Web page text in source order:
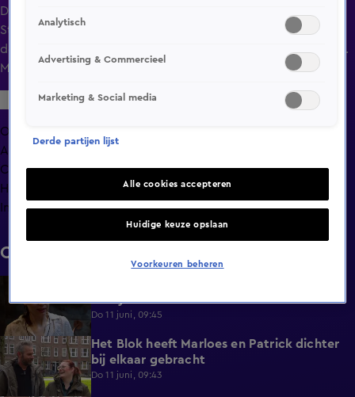
Di 9 juni, 09:17
Steffie en Gregor wonnen de oplevering, maar zien een
deel van hun prijzengeld verdwijnen door een bouwboete.
Menno kan daar stilletjes van genieten.
Overzicht
Afleveringen
Clips
Hoe is het nu met?
Info
Clips
Jacky
Do 11 juni, 09:45
1:25
Het Blok heeft Marloes en Patrick dichter
bij elkaar gebracht
Do 11 juni, 09:43
Analytisch
Advertising & Commercieel
Marketing & Social media
Derde partijen lijst
Alle cookies accepteren
Huidige keuze opslaan
Voorkeuren beheren